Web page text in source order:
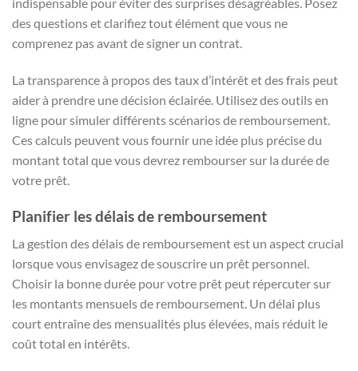
des questions et clarifiez tout élément que vous ne
comprenez pas avant de signer un contrat.
La transparence à propos des taux d’intérêt et des frais peut
aider à prendre une décision éclairée. Utilisez des outils en
ligne pour simuler différents scénarios de remboursement.
Ces calculs peuvent vous fournir une idée plus précise du
montant total que vous devrez rembourser sur la durée de
votre prêt.
Planifier les délais de remboursement
La gestion des délais de remboursement est un aspect crucial
lorsque vous envisagez de souscrire un prêt personnel.
Choisir la bonne durée pour votre prêt peut répercuter sur
les montants mensuels de remboursement. Un délai plus
court entraîne des mensualités plus élevées, mais réduit le
coût total en intérêts.